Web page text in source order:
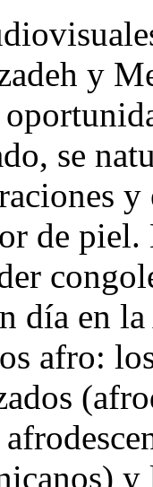
y
se
y
de
día en
afro:
y